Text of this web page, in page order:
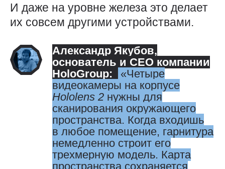
И даже на уровне железа это делает
их совсем другими устройствами.
Александр Якубов,
основатель и CEO компании
HoloGroup:
Четыре
видеокамеры на корпусе
Hololens 2нужны для
сканирования окружающего
пространства. Когда входишь
в любое помещение, гарнитура
немедленно строит его
трехмерную модель. Карта
пространства сохраняется